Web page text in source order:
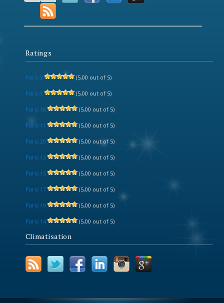
Ratings
Paris 3 (5,00 out of 5)
Paris 1 (5,00 out of 5)
Paris 18 (5,00 out of 5)
Paris 11 (5,00 out of 5)
Paris 20 (5,00 out of 5)
Paris 13 (5,00 out of 5)
Paris 15 (5,00 out of 5)
Paris 17 (5,00 out of 5)
Paris 19 (5,00 out of 5)
Paris 14 (5,00 out of 5)
Climatisation